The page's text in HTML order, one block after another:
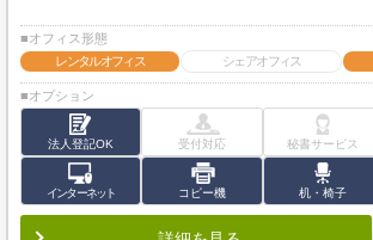
■オフィス形態
レンタルオフィス
シェアオフィス
■オプション
法人登記OK 受付対応 秘書サービス
インターネット コピー機 机・椅子